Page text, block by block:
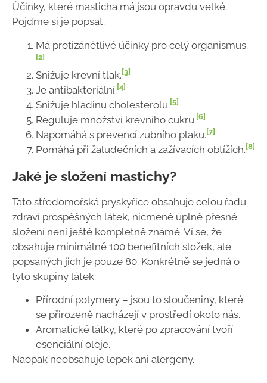
Účinky, které masticha má jsou opravdu velké.
Pojďme si je popsat.
Má protizánětlivé účinky pro celý organismus.
[2]
Snižuje krevní tlak. [3]
Je antibakteriální. [4]
Snižuje hladinu cholesterolu. [5]
Reguluje množství krevního cukru. [6]
Napomáhá s prevencí zubního plaku. [7]
Pomáhá při žaludečních a zažívacích obtížích. [8]
Jaké je složení mastichy?
Tato středomořská pryskyřice obsahuje celou řadu
zdraví prospěšných látek, nicméně úplně přesné
složení není ještě kompletně známé. Ví se, že
obsahuje minimálně 100 benefitních složek, ale
popsaných jich je pouze 80. Konkrétně se jedná o
tyto skupiny látek:
Přírodní polymery – jsou to sloučeniny, které
se přirozeně nacházejí v prostředí okolo nás.
Aromatické látky, které po zpracování tvoří
esenciální oleje.
Naopak neobsahuje lepek ani alergeny.